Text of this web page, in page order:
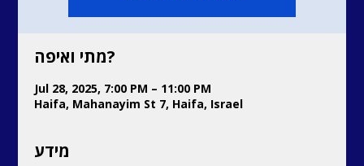
מתי ואיפה?
Jul 28, 2025, 7:00 PM – 11:00 PM
Haifa, Mahanayim St 7, Haifa, Israel
מידע